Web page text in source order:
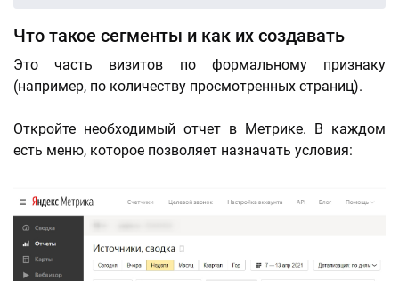
Что такое сегменты и как их создавать
Это часть визитов по формальному признаку
(например, по количеству просмотренных страниц).
Откройте необходимый отчет в Метрике. В каждом
есть меню, которое позволяет назначать условия: